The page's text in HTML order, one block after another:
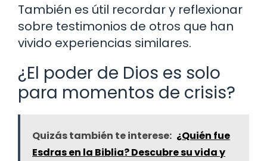
También es útil recordar y reflexionar
sobre testimonios de otros que han
vivido experiencias similares.
¿El poder de Dios es solo
para momentos de crisis?
Quizás también te interese: ¿Quién fue
Esdras en la Biblia? Descubre su vida y